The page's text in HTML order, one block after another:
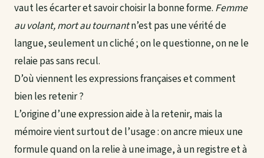
vaut les écarter et savoirchoisir la bonne forme. Femme
au volant, mort au tournantn’est pas une vérité de
langue, seulement un cliché ; on le questionne, on ne le
relaie pas sans recul.
D’où viennent les expressions françaises et comment
bien les retenir ?
L’origine d’une expression aide à la retenir, mais la
mémoire vient surtout de l’usage : on ancre mieux une
formule quand on la relie à une image, à un registre et à